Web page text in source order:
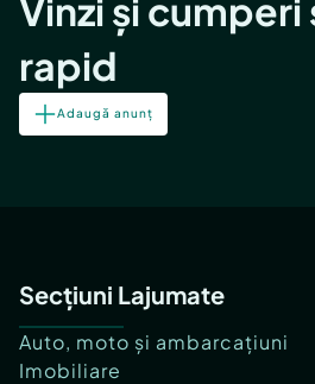
Vinzi și cumperi
rapid
Adaugă anunț
Secțiuni Lajumate
Auto, moto și ambarcațiuni
Imobiliare